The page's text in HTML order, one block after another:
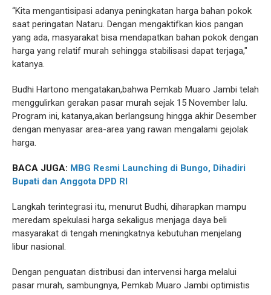
“Kita mengantisipasi adanya peningkatan harga bahan pokok
saat peringatan Nataru. Dengan mengaktifkan kios pangan
yang ada, masyarakat bisa mendapatkan bahan pokok dengan
harga yang relatif murah sehingga stabilisasi dapat terjaga,"
katanya.
Budhi Hartono mengatakan,bahwa Pemkab Muaro Jambi telah
menggulirkan gerakan pasar murah sejak 15 November lalu.
Program ini, katanya,akan berlangsung hingga akhir Desember
dengan menyasar area-area yang rawan mengalami gejolak
harga.
BACA JUGA: MBG Resmi Launching di Bungo, Dihadiri
Bupati dan Anggota DPD RI
Langkah terintegrasi itu, menurut Budhi, diharapkan mampu
meredam spekulasi harga sekaligus menjaga daya beli
masyarakat di tengah meningkatnya kebutuhan menjelang
libur nasional.
Dengan penguatan distribusi dan intervensi harga melalui
pasar murah, sambungnya, Pemkab Muaro Jambi optimistis